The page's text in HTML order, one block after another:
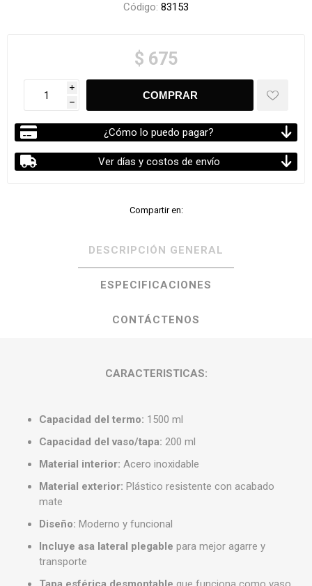
Código: 83153
$ 675
i
h
¿Cómo lo puedo pagar?
Ver días y costos de envío
Compartir en:
DESCRIPCIÓN GENERAL
ESPECIFICACIONES
CONTÁCTENOS
CARACTERISTICAS:
Capacidad del termo: 1500 ml
Capacidad del vaso/tapa: 200 ml
Material interior: Acero inoxidable
Material exterior: Plástico resistente con acabado
mate
Diseño: Moderno y funcional
Incluye asa lateral plegable para mejor agarre y
transporte